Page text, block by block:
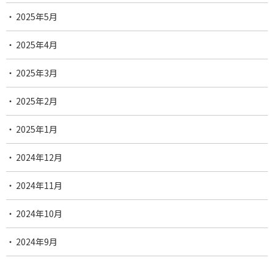
2025年5月
2025年4月
2025年3月
2025年2月
2025年1月
2024年12月
2024年11月
2024年10月
2024年9月